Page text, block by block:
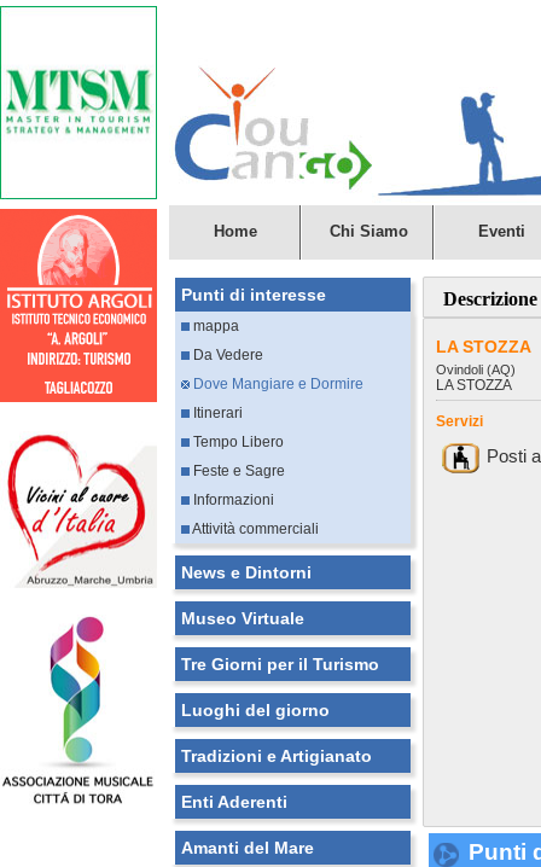
Home Chi Siamo Eventi
Punti di interesse
mappa
Da Vedere
Dove Mangiare e Dormire
Itinerari
Tempo Libero
Feste e Sagre
Informazioni
Attività commerciali
News e Dintorni
Museo Virtuale
Tre Giorni per il Turismo
Luoghi del giorno
Tradizioni e Artigianato
Enti Aderenti
Amanti del Mare
Descrizione
LA STOZZA
Ovindoli (AQ)
LA STOZZA
Servizi
Posti
Punti